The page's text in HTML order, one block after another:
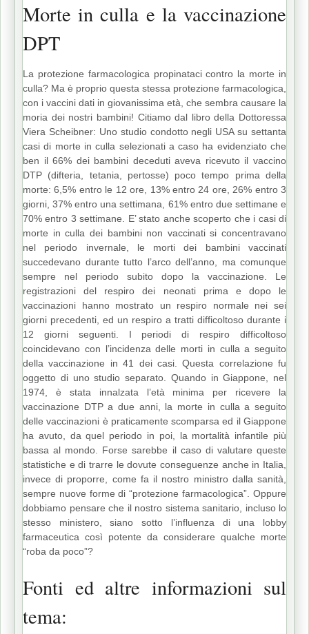
Morte in culla e la vaccinazione
DPT
La protezione farmacologica propinataci contro la morte in
culla? Ma è proprio questa stessa protezione farmacologica,
con i vaccini dati in giovanissima età, che sembra causare la
moria dei nostri bambini! Citiamo dal libro della Dottoressa
Viera Scheibner: Uno studio condotto negli USA su settanta
casi di morte in culla selezionati a caso ha evidenziato che
ben il 66% dei bambini deceduti aveva ricevuto il vaccino
DTP (difteria, tetania, pertosse) poco tempo prima della
morte: 6,5% entro le 12 ore, 13% entro 24 ore, 26% entro 3
giorni, 37% entro una settimana, 61% entro due settimane e
70% entro 3 settimane. E’ stato anche scoperto che i casi di
morte in culla dei bambini non vaccinati si concentravano
nel periodo invernale, le morti dei bambini vaccinati
succedevano durante tutto l’arco dell’anno, ma comunque
sempre nel periodo subito dopo la vaccinazione. Le
registrazioni del respiro dei neonati prima e dopo le
vaccinazioni hanno mostrato un respiro normale nei sei
giorni precedenti, ed un respiro a tratti difficoltoso durante i
12 giorni seguenti. I periodi di respiro difficoltoso
coincidevano con l’incidenza delle morti in culla a seguito
della vaccinazione in 41 dei casi. Questa correlazione fu
oggetto di uno studio separato. Quando in Giappone, nel
1974, è stata innalzata l’età minima per ricevere la
vaccinazione DTP a due anni, la morte in culla a seguito
delle vaccinazioni è praticamente scomparsa ed il Giappone
ha avuto, da quel periodo in poi, la mortalità infantile più
bassa al mondo. Forse sarebbe il caso di valutare queste
statistiche e di trarre le dovute conseguenze anche in Italia,
invece di proporre, come fa il nostro ministro dalla sanità,
sempre nuove forme di “protezione farmacologica”. Oppure
dobbiamo pensare che il nostro sistema sanitario, incluso lo
stesso ministero, siano sotto l’influenza di una lobby
farmaceutica così potente da considerare qualche morte
“roba da poco”?
Fonti ed altre informazioni sul
tema: